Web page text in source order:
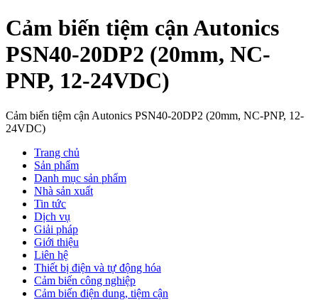
Cảm biến tiệm cận Autonics
PSN40-20DP2 (20mm, NC-
PNP, 12-24VDC)
Cảm biến tiệm cận Autonics PSN40-20DP2 (20mm, NC-PNP, 12-
24VDC)
Trang chủ
Sản phẩm
Danh mục sản phẩm
Nhà sản xuất
Tin tức
Dịch vụ
Giải pháp
Giới thiệu
Liên hệ
Thiết bị điện và tự động hóa
Cảm biến công nghiệp
Cảm biến điện dung, tiệm cận